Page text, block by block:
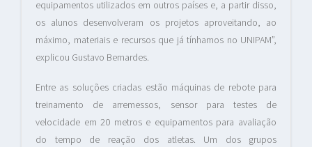
equipamentos utilizados em outros países e, a partir disso,
os alunos desenvolveram os projetos aproveitando, ao
máximo, materiais e recursos que já tínhamos no UNIPAM”,
explicou Gustavo Bernardes.
Entre as soluções criadas estão máquinas de rebote para
treinamento de arremessos, sensor para testes de
velocidade em 20 metros e equipamentos para avaliação
do tempo de reação dos atletas. Um dos grupos